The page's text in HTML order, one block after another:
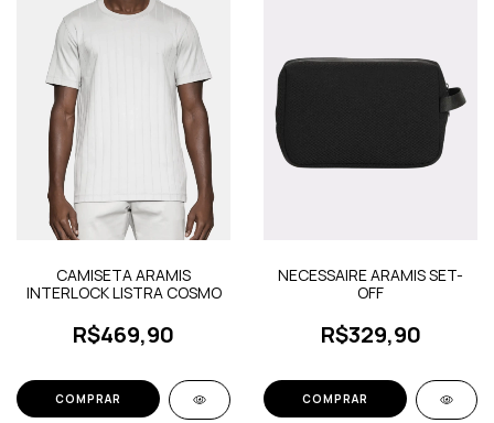
CAMISETA ARAMIS
INTERLOCK LISTRA COSMO
R$469,90
COMPRAR
NECESSAIRE ARAMIS SET-
OFF
R$329,90
COMPRAR